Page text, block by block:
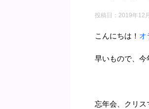
投稿日：2019年12
こんにちは！ オ
早いもので、今
忘年会、クリ